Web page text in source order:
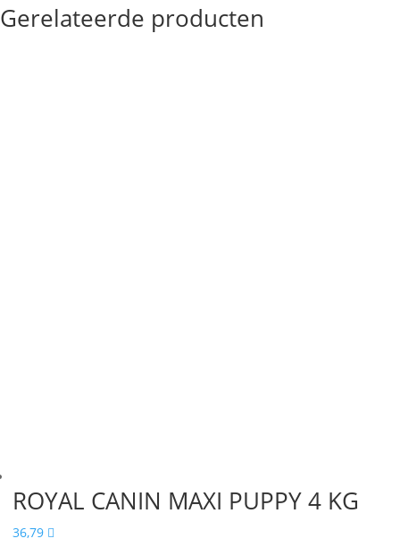
Gerelateerde producten
ROYAL CANIN MAXI PUPPY 4 KG
36,79 